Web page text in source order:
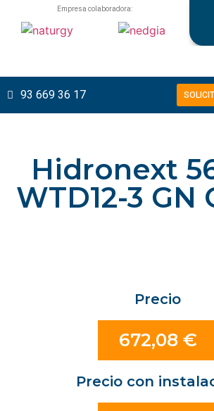
Empresa colaboradora:
93 669 36 17
Hidronext
WTD12-3 GN
Precio
672,08 €
Precio con